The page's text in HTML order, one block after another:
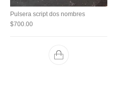
Pulsera script dos nombres
$700.00